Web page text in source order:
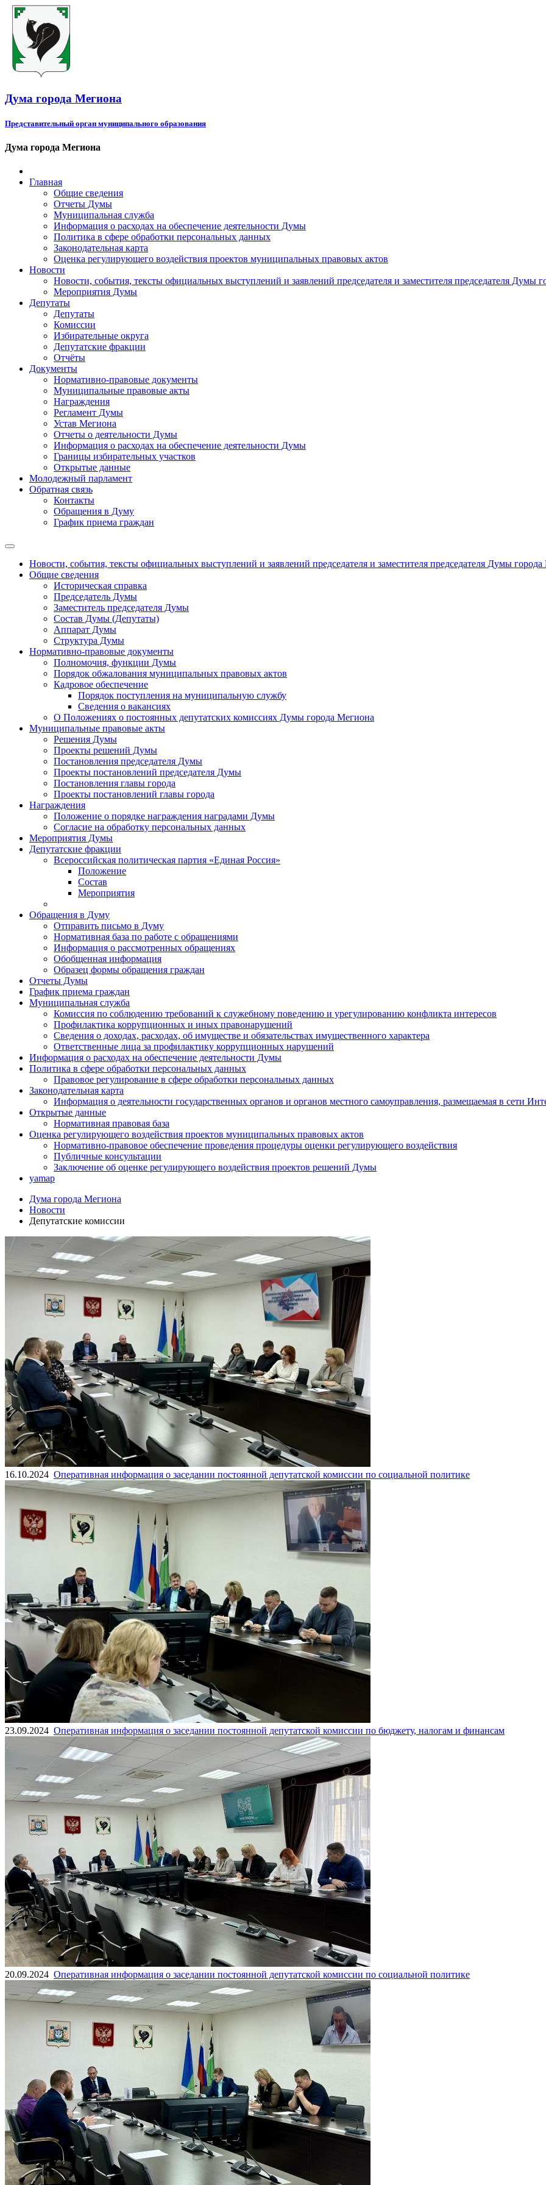
Дума города Мегиона
Представительный орган муниципального образования
Дума города Мегиона
Главная
Общие сведения
Отчеты Думы
Муниципальная служба
Информация о расходах на обеспечение деятельности Думы
Политика в сфере обработки персональных данных
Законодательная карта
Оценка регулирующего воздействия проектов муниципальных правовых актов
Новости
Новости, события, тексты официальных выступлений и заявлений председателя и заместителя председателя Думы
Мероприятия Думы
Депутаты
Депутаты
Комиссии
Избирательные округа
Депутатские фракции
Отчёты
Документы
Нормативно-правовые документы
Муниципальные правовые акты
Награждения
Регламент Думы
Устав Мегиона
Отчеты о деятельности Думы
Информация о расходах на обеспечение деятельности Думы
Границы избирательных участков
Открытые данные
Молодежный парламент
Обратная связь
Контакты
Обращения в Думу
График приема граждан
Новости, события, тексты официальных выступлений и заявлений председателя и заместителя председателя Думы
Общие сведения
Историческая справка
Председатель Думы
Заместитель председателя Думы
Состав Думы (Депутаты)
Аппарат Думы
Структура Думы
Нормативно-правовые документы
Полномочия, функции Думы
Порядок обжалования муниципальных правовых актов
Кадровое обеспечение
Порядок поступления на муниципальную службу
Сведения о вакансиях
О Положениях о постоянных депутатских комиссиях Думы города Мегиона
Муниципальные правовые акты
Решения Думы
Проекты решений Думы
Постановления председателя Думы
Проекты постановлений председателя Думы
Постановления главы города
Проекты постановлений главы города
Награждения
Положение о порядке награждения наградами Думы
Согласие на обработку персональных данных
Мероприятия Думы
Депутатские фракции
Всероссийская политическая партия «Единая Россия»
Положение
Состав
Мероприятия
Обращения в Думу
Отправить письмо в Думу
Нормативная база по работе с обращениями
Информация о рассмотренных обращениях
Обобщенная информация
Образец формы обращения граждан
Отчеты Думы
График приема граждан
Муниципальная служба
Комиссия по соблюдению требований к служебному поведению и урегулированию конфликта интересов
Профилактика коррупционных и иных правонарушений
Сведения о доходах, расходах, об имуществе и обязательствах имущественного характера
Ответственные лица за профилактику коррупционных нарушений
Информация о расходах на обеспечение деятельности Думы
Политика в сфере обработки персональных данных
Правовое регулирование в сфере обработки персональных данных
Законодательная карта
Информация о деятельности государственных органов и органов местного самоуправления, размещаемая в сети
Открытые данные
Нормативная правовая база
Оценка регулирующего воздействия проектов муниципальных правовых актов
Нормативно-правовое обеспечение проведения процедуры оценки регулирующего воздействия
Публичные консультации
Заключение об оценке регулирующего воздействия проектов решений Думы
yamap
Дума города Мегиона
Новости
Депутатские комиссии
16.10.2024 Оперативная информация о заседании постоянной депутатской комиссии по социальной политике
23.09.2024 Оперативная информация о заседании постоянной депутатской комиссии по бюджету, налогам и финансам
20.09.2024 Оперативная информация о заседании постоянной депутатской комиссии по социальной политике